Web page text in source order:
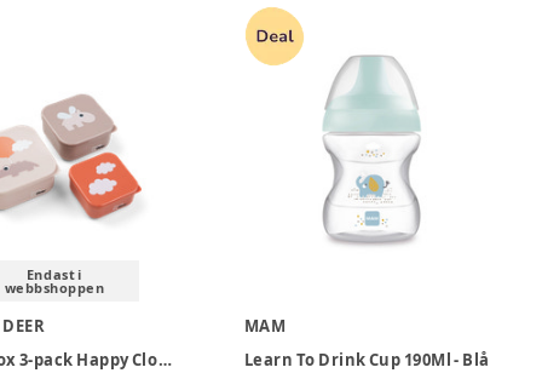
Endast i
webbshoppen
Snacksbox 3-pack Happy Clouds - Powder
MAM
Learn To Drink Cup 190Ml - Blå